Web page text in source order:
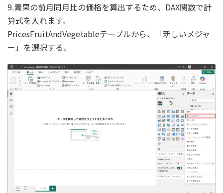
9.青果の前月同月比の価格を算出するため、DAX関数で計
算式を入れます。
PricesFruitAndVegetableテーブルから、「新しいメジャ
ー」を選択する。